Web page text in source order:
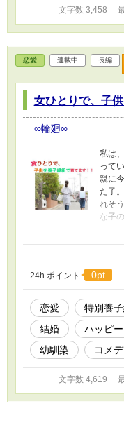
文字数 3,458
恋愛 連載中 長編
女ひとりで、子
∞輪廻∞
私は
って
親に
た子
れそ
な子
から
やる
事を
した
設に
施設
当た
の物
直、
私に
に殴
てい
児童
受け
声、
24h.ポイント 0pt
恋愛 特別養
結婚
ハッピ
幼馴染
コメデ
文字数 4,619